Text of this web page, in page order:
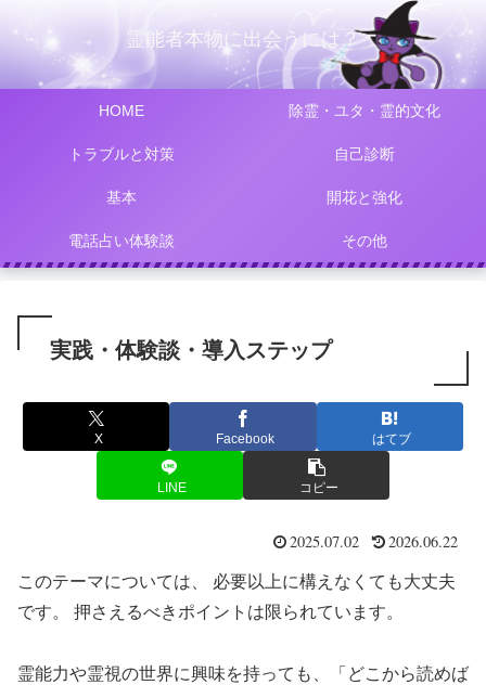
霊能者本物に出会うには？
HOME 除霊・ユタ・霊的文化
トラブルと対策 自己診断
基本 開花と強化
電話占い体験談 その他
実践・体験談・導入ステップ
X Facebook はてブ
LINE コピー
2025.07.02 2026.06.22
このテーマについては、 必要以上に構えなくても大丈夫
です。 押さえるべきポイントは限られています。
霊能力や霊視の世界に興味を持っても、「どこから読めば